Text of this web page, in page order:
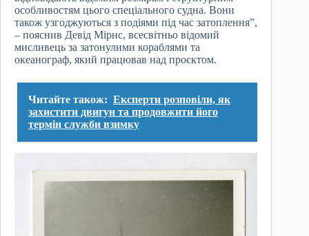
особливостям цього спеціального судна. Вони
також узгоджуються з подіями під час затоплення”,
– пояснив Девід Мірнс, всесвітньо відомий
мисливець за затонулими кораблями та
океанограф, який працював над проєктом.
Читайте також: Експерти розповіли, як
захистити двигун та продовжити його
термін служби взимку